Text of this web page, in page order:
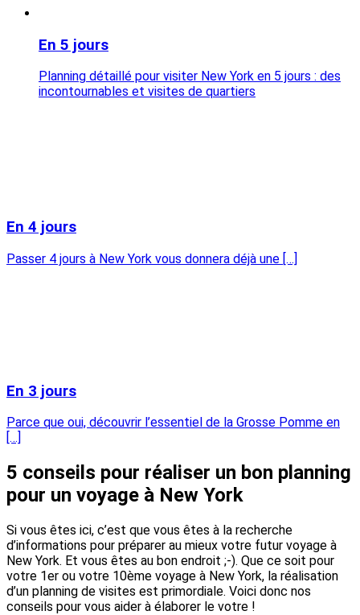
En 5 jours
Planning détaillé pour visiter New York en 5 jours : des
incontournables et visites de quartiers
En 4 jours
Passer 4 jours à New York vous donnera déjà une […]
En 3 jours
Parce que oui, découvrir l’essentiel de la Grosse Pomme en
[…]
5 conseils pour réaliser un bon planning
pour un voyage à New York
Si vous êtes ici, c’est que vous êtes à la recherche
d’informations pour préparer au mieux votre futur voyage à
New York. Et vous êtes au bon endroit ;-). Que ce soit pour
votre 1er ou votre 10ème voyage à New York, la réalisation
d’un planning de visites est primordiale. Voici donc nos
conseils pour vous aider à élaborer le votre !